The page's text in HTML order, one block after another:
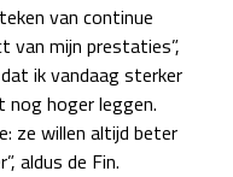
van continue
van mijn prestaties”,
ik vandaag sterker
nog hoger leggen.
ze willen altijd beter
aldus de Fin.